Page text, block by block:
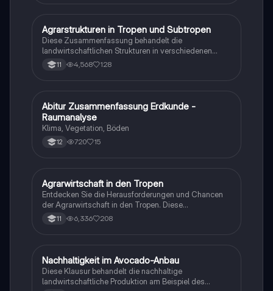
das Abitur relevant sind. Ideal für Schüler, die sich auf
Prüfungen vorbereiten und ein tieferes Verständnis der
Agrarwirtschaft entwickeln möchten.
Geographie/Erdkunde
Agrarstrukturen in Tropen und Subtropen
Diese Zusammenfassung behandelt die
landwirtschaftlichen Strukturen in verschiedenen
Klima- und Vegetationszonen, insbesondere in den
Tropen und Subtropen. Themen sind die
die Balance zwischen Ressourcengefährdung und
Nachhaltigkeit. Ideal für Erdkunde-GK-Studierende,
die sich mit den globalen landwirtschaftlichen
Prozessen und deren ökologischen sowie
ökonomischen Auswirkungen auseinandersetzen
11 4,568 128
Geographie/Erdkunde
Abitur Zusammenfassung Erdkunde -
Raumanalyse
Klima, Vegetation, Böden
12 720 15
Geographie/Erdkunde
Agrarwirtschaft in den Tropen
Entdecken Sie die Herausforderungen und Chancen
der Agrarwirtschaft in den Tropen. Diese
Zusammenfassung behandelt die kleinbäuerliche
Landwirtschaft, Plantagenwirtschaft, Landgrabbing,
Argumente zu Nachhaltigkeit, Umwelt und
ökonomischen Aspekten der tropischen
Landwirtschaft.
11 6,336 208
Geographie/Erdkunde
Nachhaltigkeit im Avocado-Anbau
Diese Klausur behandelt die nachhaltige
landwirtschaftliche Produktion am Beispiel des